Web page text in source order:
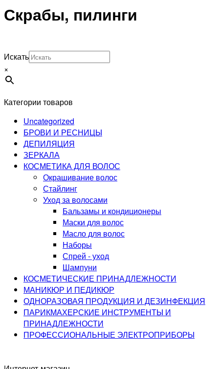
Скрабы, пилинги
Искать
×
Категории товаров
Uncategorized
БРОВИ И РЕСНИЦЫ
ДЕПИЛЯЦИЯ
ЗЕРКАЛА
КОСМЕТИКА ДЛЯ ВОЛОС
Окрашивание волос
Стайлинг
Уход за волосами
Бальзамы и кондиционеры
Маски для волос
Масло для волос
Наборы
Спрей - уход
Шампуни
КОСМЕТИЧЕСКИЕ ПРИНАДЛЕЖНОСТИ
МАНИКЮР И ПЕДИКЮР
ОДНОРАЗОВАЯ ПРОДУКЦИЯ И ДЕЗИНФЕКЦИЯ
ПАРИКМАХЕРСКИЕ ИНСТРУМЕНТЫ И
ПРИНАДЛЕЖНОСТИ
ПРОФЕССИОНАЛЬНЫЕ ЭЛЕКТРОПРИБОРЫ